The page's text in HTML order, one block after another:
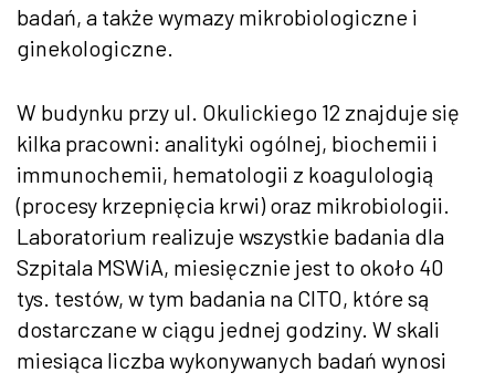
badań, a także wymazy mikrobiologiczne i
ginekologiczne.
W budynku przy ul. Okulickiego 12 znajduje się
kilka pracowni: analityki ogólnej, biochemii i
immunochemii, hematologii z koagulologią
(procesy krzepnięcia krwi) oraz mikrobiologii.
Laboratorium realizuje wszystkie badania dla
Szpitala MSWiA, miesięcznie jest to około 40
tys. testów, w tym badania na CITO, które są
dostarczane w ciągu jednej godziny. W skali
miesiąca liczba wykonywanych badań wynosi